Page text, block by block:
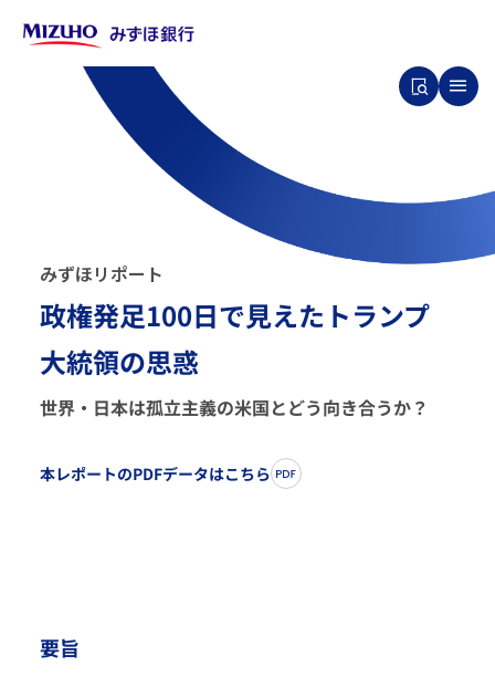
みずほリ ポー ト
政権発足100日で見えたトランプ
大統領の思惑
世界・日本は孤立主義の米国とどう向き合うか？
本レポートのPDFデータはこちら
要旨